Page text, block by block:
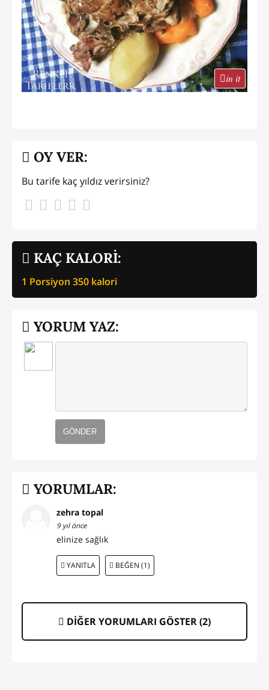
in it
KAÇ KALORİ:
1 Porsiyon 350 kalori
OY VER:
Bu tarife kaç yıldız verirsiniz?
YORUM YAZ:
GÖNDER
YORUMLAR:
zehra topal
9 yıl önce
elinize sağlık
YANITLA BEĞEN (1)
DİĞER YORUMLARI GÖSTER (2)